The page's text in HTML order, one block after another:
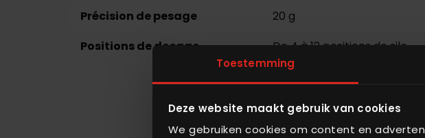
Toestemming
Deze website maakt gebruik van cookies
We gebruiken cookies om content en
Précision de pesage
20 g
Positions de dosage
De 4 à 12 positions de silo